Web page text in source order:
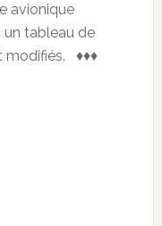
avionique
un tableau de
modifiés. ♦♦♦